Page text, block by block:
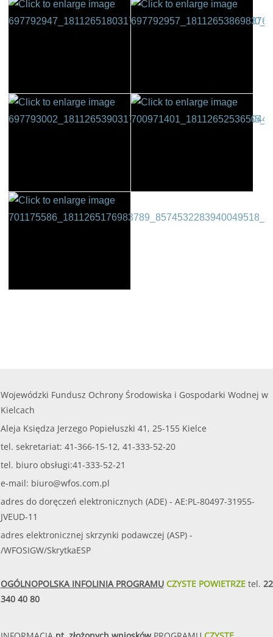
Wojewódzki Fundusz Ochrony Środowiska i Gospodarki Wodnej w
Kielcach
Aleja Księdza Jerzego Popiełuszki 41, 25-155 Kielce
tel. sekretariat: 41-366-15-12, 41-333-52-20
tel. biuro obsługi:41-333-52-21
e-mail: biuro@wfos.com.pl
adres do doręczeń elektronicznych (ADE) - AE:PL-80497-31955-
JVEUD-11
adres elektronicznej skrzynki podawczej (ASP) -
/WFOSIGW/SkrytkaESP
OGÓLNOPOLSKA INFOLINIA PROGRAMUCZYSTE POWIETRZEtel. 22
340 40 80